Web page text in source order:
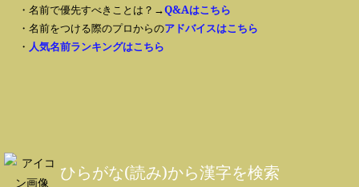
・名前で優先すべきことは？→Q&Aはこちら
・名前をつける際のプロからのアドバイスはこちら
・ 人気名前ランキングはこちら
ひらがな(読み)から漢字を検索